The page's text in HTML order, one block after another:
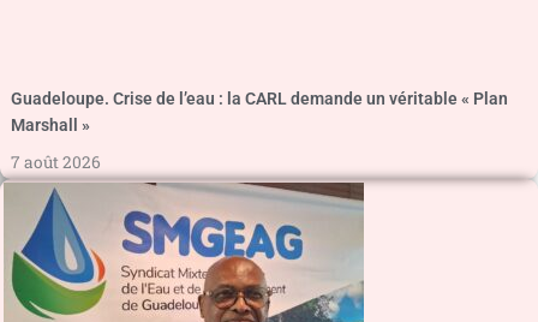
Guadeloupe. Crise de l’eau : la CARL demande un véritable « Plan
Marshall »
7 août 2026